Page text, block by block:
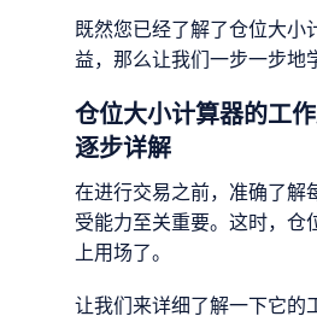
既然您已经了解了仓位大小
益，那么让我们一步一步地
仓位大小计算器的工
逐步详解
在进行交易之前，准确了解
受能力至关重要。这时，仓
上用场了。
让我们来详细了解一下它的